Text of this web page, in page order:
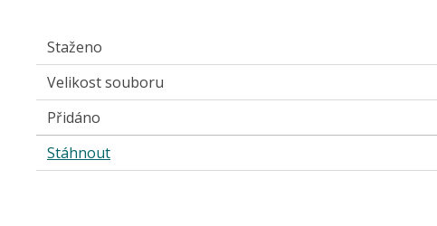
Staženo
Velikost souboru
Přidáno
Stáhnout